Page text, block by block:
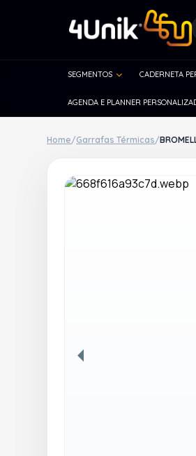
SEGMENTOS CADERNETA
AGENDA E PLANNER
Home/Garrafas Térmicas/